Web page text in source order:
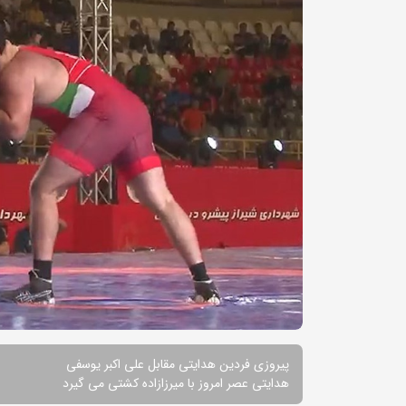
پیروزی فردین هدایتی مقابل علی اکبر یوسفی
هدایتی عصر امروز با میرزازاده کشتی می گیرد